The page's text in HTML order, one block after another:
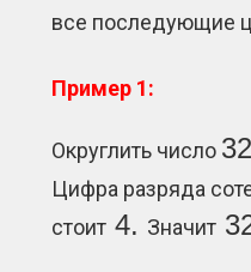
все последующие
Пример 1:
Округлить число
Цифра разряда
стоит 4. Значит